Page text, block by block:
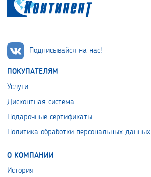
Подписывайся на нас!
ПОКУПАТЕЛЯМ
Услуги
Дисконтная система
Подарочные сертификаты
Политика обработки персональных данных
О КОМПАНИИ
История